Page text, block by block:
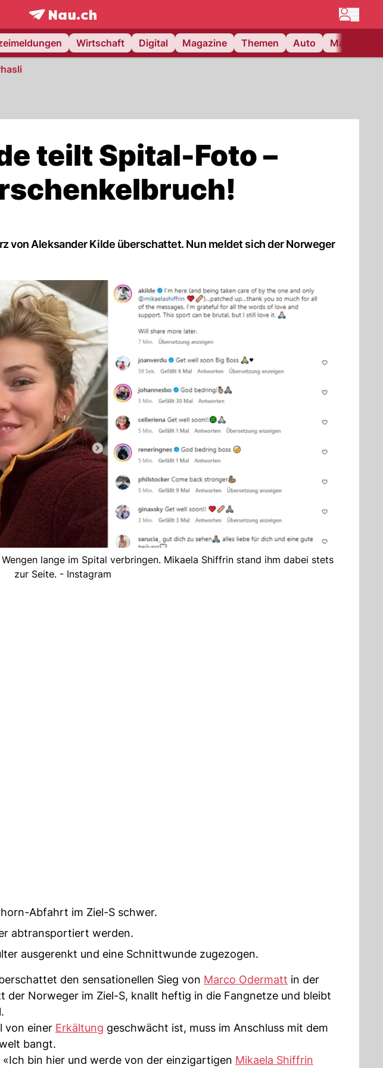
frontpage.NAU.ch
Wirtschaft Digital Magazine Themen Auto Matchcenter
teilt Spital-Foto –
von Aleksander Kilde überschattet. Nun meldet sich der Norweger
lange im Spital verbringen. Mikaela Shiffrin stand ihm dabei stets
zur Seite. - Instagram
Abfahrt im Ziel-S schwer.
abtransportiert werden.
ausgerenkt und eine Schnittwunde zugezogen.
den sensationellen Sieg von Marco Odermatt in der
der Norweger im Ziel-S, knallt heftig in die Fangnetze und bleibt
von einer Erkältung geschwächt ist, muss im Anschluss mit dem
bangt.
bin hier und werde von der einzigartigen Mikaela Shiffrin